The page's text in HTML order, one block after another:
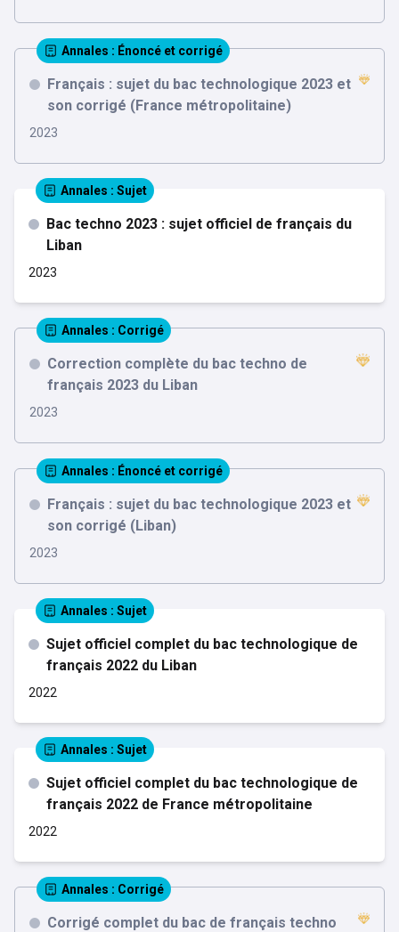
Annales : Énoncé et corrigé
Français : sujet du bac technologique 2023 et
son corrigé (France métropolitaine)
2023
Annales : Sujet
Bac techno 2023 : sujet officiel de français du
Liban
2023
Annales : Corrigé
Correction complète du bac techno de
français 2023 du Liban
2023
Annales : Énoncé et corrigé
Français : sujet du bac technologique 2023 et
son corrigé (Liban)
2023
Annales : Sujet
Sujet officiel complet du bac technologique de
français 2022 du Liban
2022
Annales : Sujet
Sujet officiel complet du bac technologique de
français 2022 de France métropolitaine
2022
Annales : Corrigé
Corrigé complet du bac de français techno